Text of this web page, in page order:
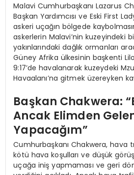
Malavi Cumhurbaşkanı Lazarus
Başkan Yardımcısı ve Eski First
askeri uçağın bölgede
askerlerin Malavi’nin kuzeyindeki
yakınlarındaki dağlık ormanları
Güney Afrika ülkesinin başkenti
9:17’de havalanarak kuzeydeki
Havaalanı’na gitmek üzereyken
Başkan Chakwera:
Ancak Elimden
Yapacağım”
Cumhurbaşkanı Chakwera, hava
kötü hava koşulları ve düşük
uçağa iniş yapmaması ve geri